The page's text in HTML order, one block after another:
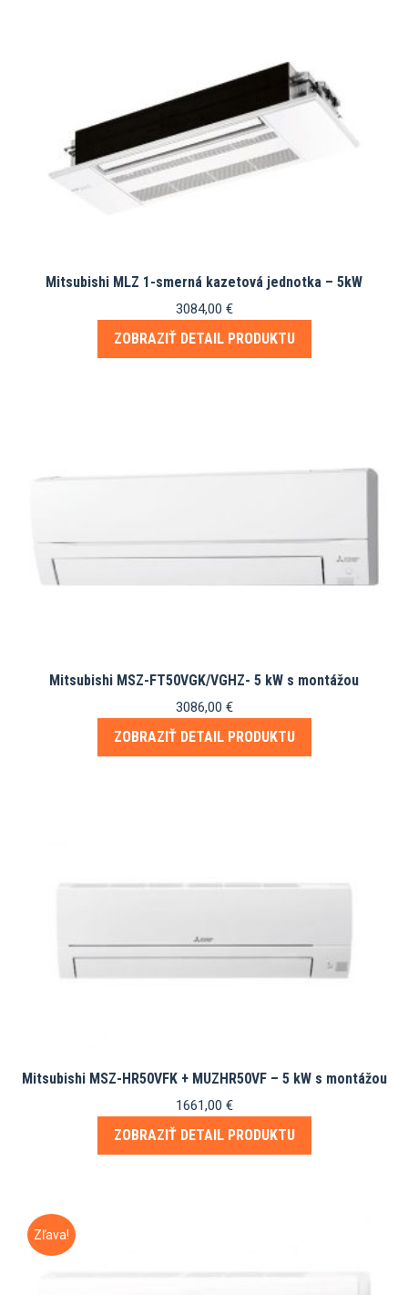
Mitsubishi MLZ 1-smerná kazetová jednotka – 5kW
3084,00 €
ZOBRAZIŤ DETAIL PRODUKTU
Mitsubishi MSZ-FT50VGK/VGHZ- 5 kW s montážou
3086,00 €
ZOBRAZIŤ DETAIL PRODUKTU
Mitsubishi MSZ-HR50VFK + MUZHR50VF – 5 kW s montážou
1661,00 €
ZOBRAZIŤ DETAIL PRODUKTU
Zľava!